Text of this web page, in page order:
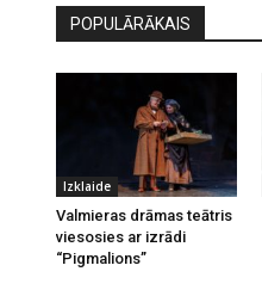
POPULĀRĀKAIS
Izklaide
Valmieras drāmas teātris
viesosies ar izrādi
“Pigmalions”